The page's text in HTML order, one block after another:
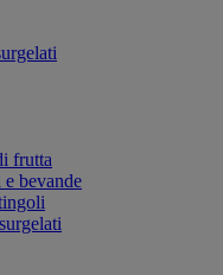
frutta
bevande